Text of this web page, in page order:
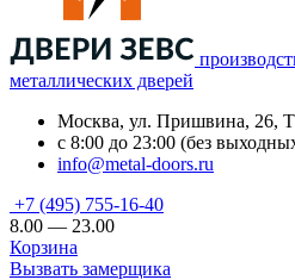
металлических дверей
Москва, ул. Пришвина, 26,
с 8:00 до 23:00 (без
info@metal-doors.ru
+7 (495) 755-16-40
8.00 — 23.00
Корзина
Вызвать замерщика